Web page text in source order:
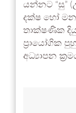
යන්නට “සු”
දක්ෂ හෝ
තාක්ෂණික
ප්‍රායෝගික
අධ්‍යාපන